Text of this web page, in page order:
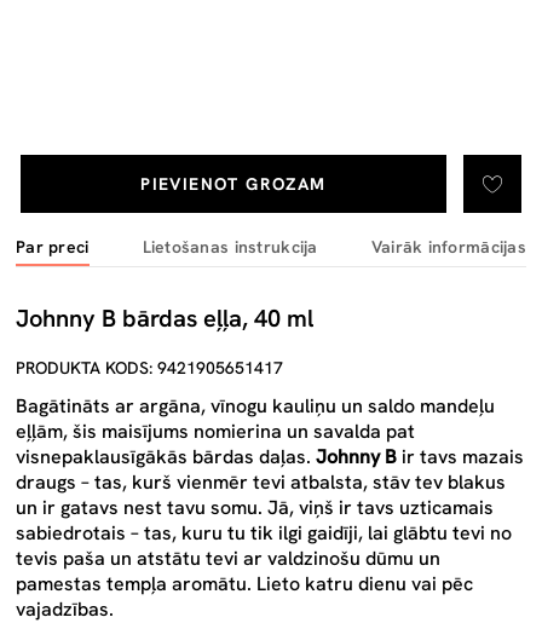
PIEVIENOT GROZAM
Par preci Lietošanas instrukcija Vairāk informācijas
Johnny B bārdas eļļa, 40 ml
PRODUKTA KODS: 9421905651417
Bagātināts ar argāna, vīnogu kauliņu un saldo mandeļu
eļļām, šis maisījums nomierina un savalda pat
visnepaklausīgākās bārdas daļas. Johnny B ir tavs mazais
draugs – tas, kurš vienmēr tevi atbalsta, stāv tev blakus
un ir gatavs nest tavu somu. Jā, viņš ir tavs uzticamais
sabiedrotais – tas, kuru tu tik ilgi gaidīji, lai glābtu tevi no
tevis paša un atstātu tevi ar valdzinošu dūmu un
pamestas tempļa aromātu. Lieto katru dienu vai pēc
vajadzības.